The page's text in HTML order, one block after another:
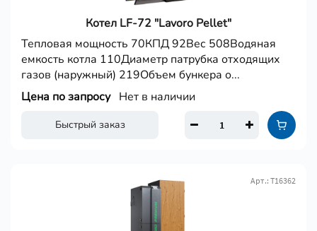
Котел LF-72 "Lavoro Pellet"
Тепловая мощность 70КПД 92Вес 508Водяная
емкость котла 110Диаметр патрубка отходящих
газов (наружный) 219Объем бункера о...
Быстрый заказ
Цена по запросу Нет в наличии
Арт.: Т16362